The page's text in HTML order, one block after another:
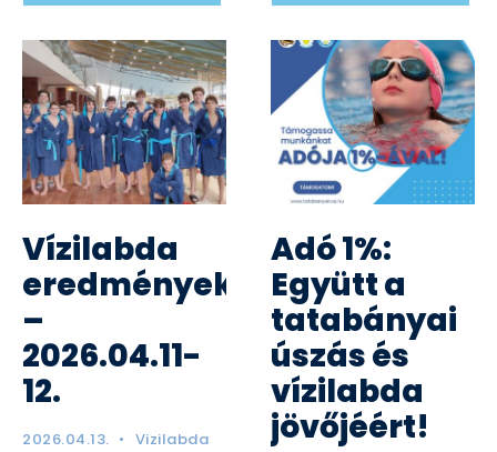
Vízilabda
eredmények
–
2026.04.11-
12.
2026.04.13. • Vizilabda
Adó 1%:
Együtt a
tatabányai
úszás és
vízilabda
jövőjéért!